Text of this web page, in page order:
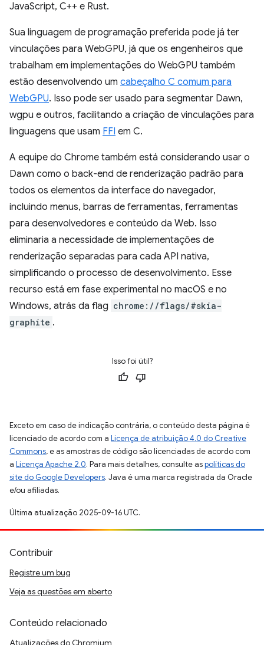
JavaScript, C++ e Rust.
Sua linguagem de programação preferida pode já ter
vinculações para WebGPU, já que os engenheiros que
trabalham em implementações do WebGPU também
estão desenvolvendo um cabeçalho C comum para
WebGPU. Isso pode ser usado para segmentar Dawn,
wgpu e outros, facilitando a criação de vinculações para
linguagens que usam FFI em C.
A equipe do Chrome também está considerando usar o
Dawn como o back-end de renderização padrão para
todos os elementos da interface do navegador,
incluindo menus, barras de ferramentas, ferramentas
para desenvolvedores e conteúdo da Web. Isso
eliminaria a necessidade de implementações de
renderização separadas para cada API nativa,
simplificando o processo de desenvolvimento. Esse
recurso está em fase experimental no macOS e no
Windows, atrás da flag chrome://flags/#skia-
graphite .
Isso foi útil?
Exceto em caso de indicação contrária, o conteúdo desta página é
licenciado de acordo com a Licença de atribuição 4.0 do Creative
Commons, e as amostras de código são licenciadas de acordo com
a Licença Apache 2.0. Para mais detalhes, consulte aspolíticas do
site do Google Developers. Java é uma marca registrada da Oracle
e/ou afiliadas.
Última atualização 2025-09-16 UTC.
Contribuir
Registre um bug
Veja as questões em aberto
Conteúdo relacionado
Atualizações do Chromium